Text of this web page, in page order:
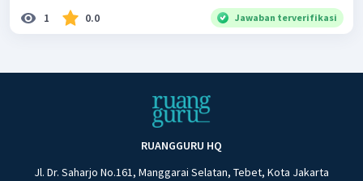
1 0.0 Jawaban terverifikasi
RUANGGURU HQ
Jl. Dr. Saharjo No.161, Manggarai Selatan, Tebet, Kota Jakarta